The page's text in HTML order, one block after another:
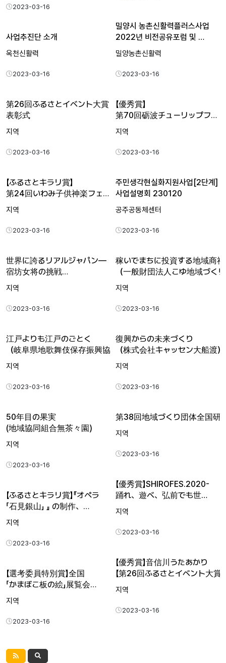
2023-03-16
밀양시 농촌신활력플러스사업
2022년 비전공유포럼 및 …
밀양농촌신활력
2023-03-16
사업추진단 소개
옥천신활력
2023-03-16
第26回ふるさとイベント大賞
表彰式
지역
2023-03-16
【優秀賞】
第70回砺波チューリップフェア
【第26回ふるさとイ…
지역
2023-03-16
【ふるさとキラリ賞】
第24回いわみ子供神楽フェスタ２０２１
【…
지역
2023-03-16
주민생각현실화지원사업[2단계]
사업설명회 230120
공주공동체센터
2023-03-16
世界に誇るリアルジャパン―
宿坊女将の挑戦
―（樋口純子さん…
지역
2023-03-16
稼いでまちに投資する地域商社
（一般財団法人こゆ地域づく
지역
2023-03-16
江戸よりも江戸のごとく
（岐阜県地歌舞伎保存振興協議会）
지역
2023-03-16
復興からの未来づくり
（株式会社キャッセン大船渡）
지역
2023-03-16
50年目の果実
(地域協同組合無茶々園)
지역
2023-03-16
第38回地域づくり団体全国研
지역
2023-03-16
【優秀賞】SHIROFES.2020-
踊れ、遊べ、弘前でも世…
지역
2023-03-16
【ふるさとキラリ賞】『オペラ
「石見銀山」 』 の制作、
継続公…
지역
2023-03-16
【優秀賞】音信川うたあかり
【第26回ふるさとイベント大賞】
지역
2023-03-16
【選考委員特別賞】全国
「かまぼこ板の絵」展覧会
【第26回ふる…
지역
2023-03-16